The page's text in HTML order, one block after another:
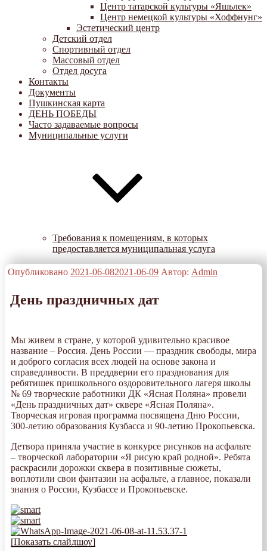
Центр татарской культуры «Яшьлек»
Центр немецкой культуры «Хоффнунг»
Эстетический центр
Детский отдел
Спортивный отдел
Массовый отдел
Отдел досуга
Контакты
Документы
Пушкинская карта
ДЕНЬ ПОБЕДЫ
Часто задаваемые вопросы
Муниципальные услуги
Требования к помещениям, в которых
предоставляется муниципальная услуга
Опубликовано 2021-06-082021-06-09 Автор: Admin
День праздничных дат
Мы живем в стране, у которой удивительно красивое
название – Россия. День России — праздник свободы, мира
и доброго согласия всех людей на основе закона и
справедливости. В преддверии его празднования для
ребятишек пришкольного оздоровительного лагеря школы
№ 69 творческие работники ДК «Ясная Поляна» провели
«День праздничных дат» сквере «Ясная Поляна».
Творческая игровая программа посвящена Дню России,
300-летию образования Кузбасса и 90-летию Прокопьевска.
Детвора приняла участие в конкурсе рисунков на асфальте
– творческой лаборатории «Я рисую край родной». Ребята
раскрасили дорожки сквера в позитивные сюжеты,
воплотили свои фантазии на асфальте, а главное, показали
знания о России, Кузбассе и Прокопьевске.
[Показать слайдшоу]